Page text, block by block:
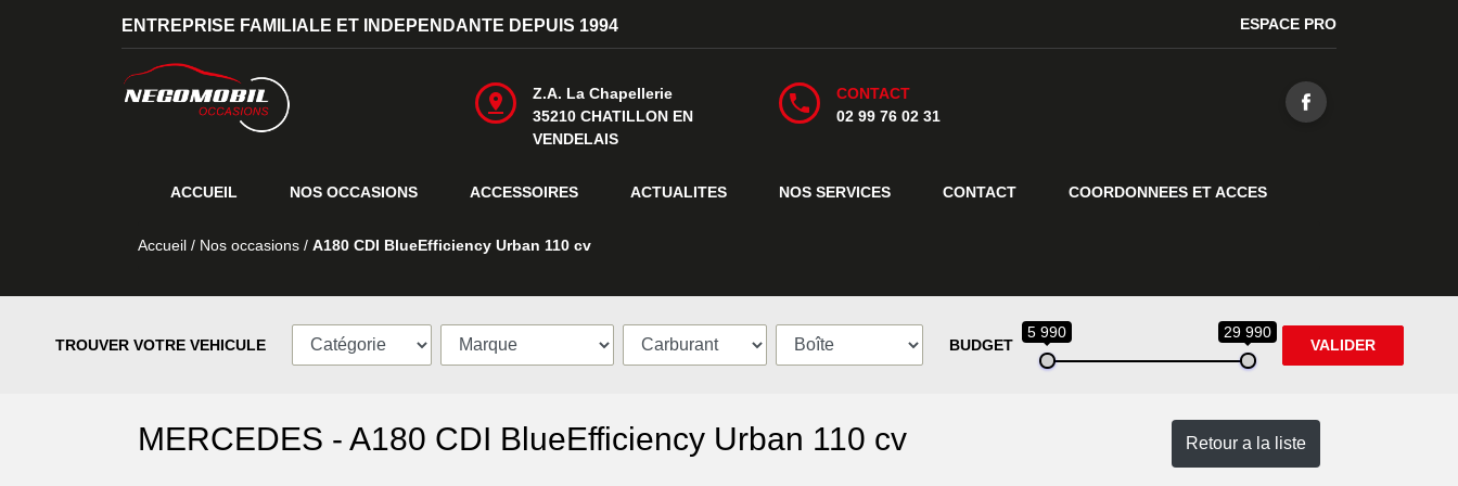
ENTREPRISE FAMILIALE ET INDEPENDANTE DEPUIS 1994 ESPACE PRO
Z.A. La Chapellerie
35210 CHATILLON EN
VENDELAIS
CONTACT
02 99 76 02 31
ACCUEIL NOS OCCASIONS ACCESSOIRES ACTUALITES NOS SERVICES CONTACT COORDONNEES ET ACCES
Accueil / Nos occasions / A180 CDI BlueEfficiency Urban 110 cv
TROUVER VOTRE VEHICULE BUDGET
5 990 29 990
VALIDER
MERCEDES - A180 CDI BlueEfficiency Urban 110 cv Retour a la liste